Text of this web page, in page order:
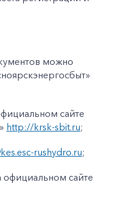
можно
сайте
http://krsk-sbit.ru;
rushydro.ru;
официальном сайте